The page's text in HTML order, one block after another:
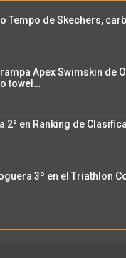
Tempo de Skechers,
Apex Swimskin de
towel…
2ª en Ranking de
3º en el Triathlon